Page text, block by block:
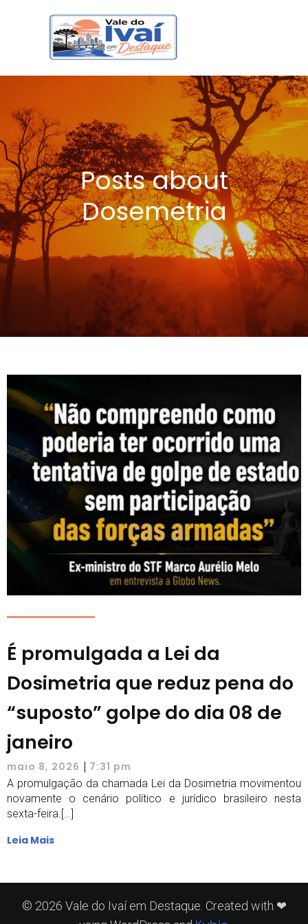
Posts about
Dosemetria
É promulgada a Lei da
Dosimetria que reduz pena do
“suposto” golpe do dia 08 de
janeiro
maio 8, 2026 | 7:31 pm
A promulgação da chamada Lei da Dosimetria movimentou
novamente o cenário político e jurídico brasileiro nesta
sexta-feira.[…]
Leia Mais
© 2026 Vale do Ivaí em Destaque. Created with ❤